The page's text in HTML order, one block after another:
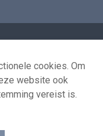
cookies. Om
website ook
vereist is.